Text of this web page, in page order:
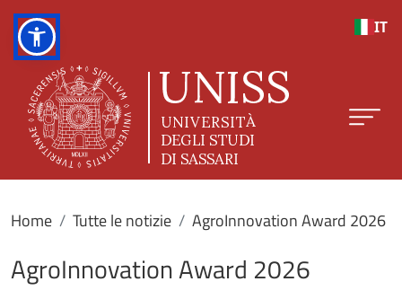
IT
Home Tutte le notizie AgroInnovation Award 2026
AgroInnovation Award 2026